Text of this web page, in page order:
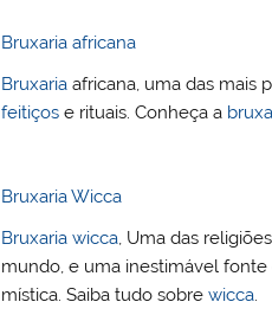
Bruxaria africana
Bruxaria africana, uma das mais
feitiços e rituais. Conheça a
Bruxaria Wicca
Bruxaria wicca, Uma das
mundo, e uma inestimável fonte
mística. Saiba tudo sobrewicca.